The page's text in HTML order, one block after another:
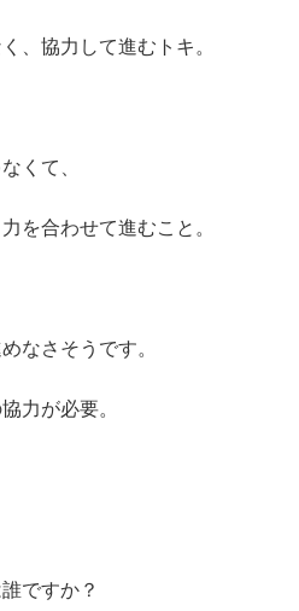
、協力して進むトキ。
くて、
を合わせて進むこと。
なさそうです。
力が必要。
ですか？